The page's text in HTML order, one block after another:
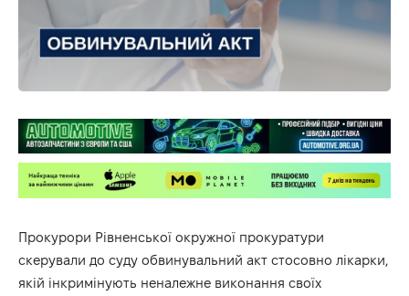
Прокурори Рівненської окружної прокуратури
скерували до суду обвинувальний акт стосовно лікарки,
якій інкримінують неналежне виконання своїх